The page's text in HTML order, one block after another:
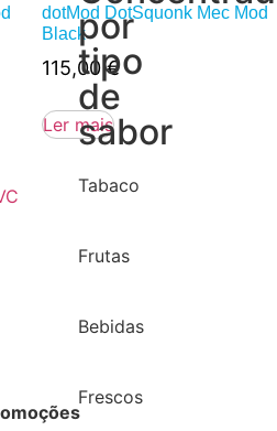
por
tipo
de
sabor
Tabaco
Frutas
Bebidas
Frescos
dotMod DotSquonk Mec Mod
Black
115,00€
Ler mais